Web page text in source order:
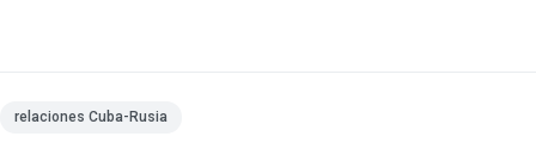
relaciones Cuba-Rusia